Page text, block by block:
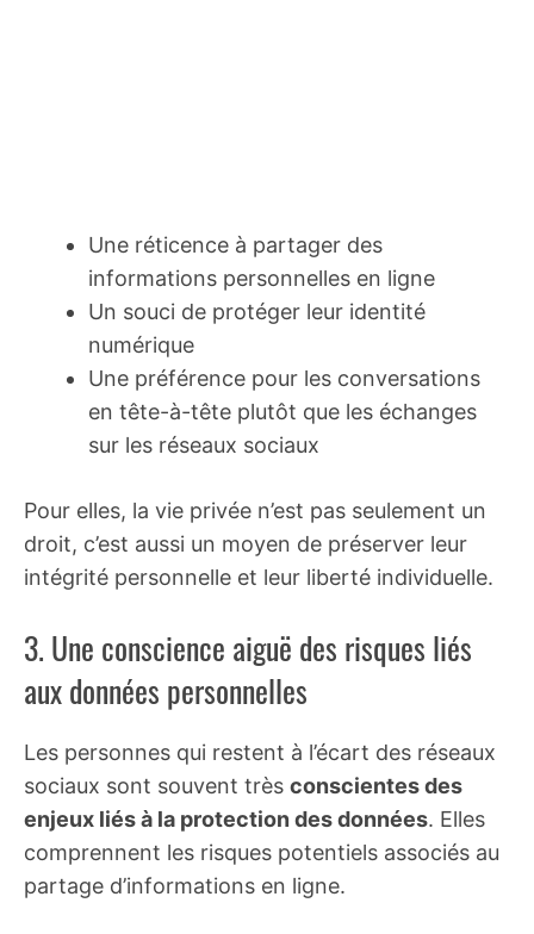
Une réticence à partager des
informations personnelles en ligne
Un souci de protéger leur identité
numérique
Une préférence pour les conversations
en tête-à-tête plutôt que les échanges
sur les réseaux sociaux
Pour elles, la vie privée n’est pas seulement un
droit, c’est aussi un moyen de préserver leur
intégrité personnelle et leur liberté individuelle.
3. Une conscience aiguë des risques liés
aux données personnelles
Les personnes qui restent à l’écart des réseaux
sociaux sont souvent très conscientes des
enjeux liés à la protection des données. Elles
comprennent les risques potentiels associés au
partage d’informations en ligne.